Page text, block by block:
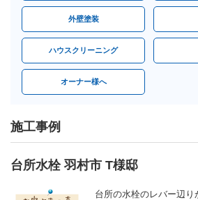
外壁塗装
ハウスクリーニング
オーナー様へ
施工事例
台所水栓 羽村市 T様邸
台所の水栓のレバー辺り